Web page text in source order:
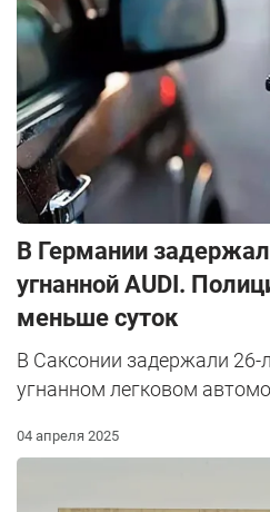
В Германии
угнанной AUDI.
меньше суток
В Саксонии задержали 26-
угнанном легковом
04 апреля 2025